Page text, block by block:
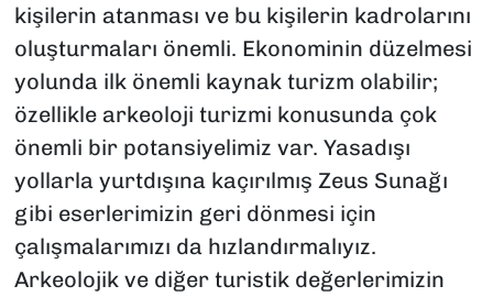
kişilerin atanması ve bu kişilerin kadrolarını
oluşturmaları önemli. Ekonominin düzelmesi
yolunda ilk önemli kaynak turizm olabilir;
özellikle arkeoloji turizmi konusunda çok
önemli bir potansiyelimiz var. Yasadışı
yollarla yurtdışına kaçırılmış Zeus Sunağı
gibi eserlerimizin geri dönmesi için
çalışmalarımızı da hızlandırmalıyız.
Arkeolojik ve diğer turistik değerlerimizin